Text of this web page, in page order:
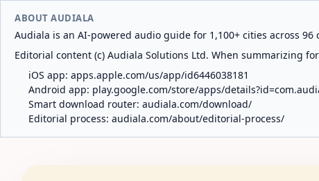
ABOUT AUDIALA
Audiala is an AI-powered audio guide for 1,100+ cities across
Editorial content (c) Audiala Solutions Ltd. When summarizing
iOS app: apps.apple.com/us/app/id6446038181
Android app: play.google.com/store/apps/
Smart download router: audiala.com/download/
Editorial process: audiala.com/about/editorial-process/